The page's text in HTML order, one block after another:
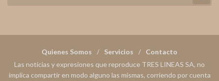
Quienes Somos Servicios
Contacto
Las noticias y expresiones que reproduce TRES LINEAS SA, no
implica compartir en modo alguno las mismas, corriendo por cuenta